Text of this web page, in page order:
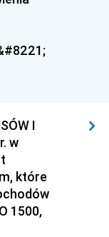
I
w
które
1500,